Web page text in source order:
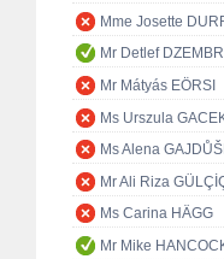
Mme Josette
Mr Detlef
Mr Mátyás EÖRSI
Ms Urszula
Ms Alena
Mr Ali Riza
Ms Carina HÄGG
Mr Mike